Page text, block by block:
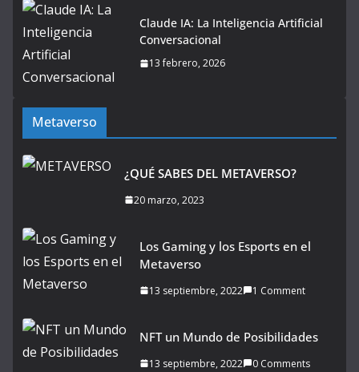
Claude IA: La Inteligencia Artificial
Conversacional
13 febrero, 2026
Metaverso
¿QUÉ SABES DEL METAVERSO?
20 marzo, 2023
Los Gaming y los Esports en el
Metaverso
13 septiembre, 2022 1 Comment
NFT un Mundo de Posibilidades
13 septiembre, 2022 0 Comments